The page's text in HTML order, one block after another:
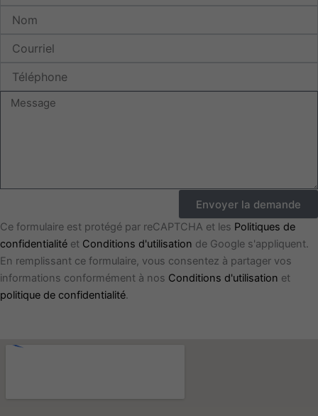
Téléphone
Message
Envoyer la demande
Ce formulaire est protégé par reCAPTCHA et les Politiques de
confidentialité et Conditions d'utilisation de Google s'appliquent.
En remplissant ce formulaire, vous consentez à partager vos
informations conformément à nos Conditions d'utilisation et
politique de confidentialité.